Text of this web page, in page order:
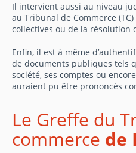
Il intervient aussi au niveau
au Tribunal de Commerce
collectives ou de la résolution
Enfin, il est à même
de documents publiques tels
société, ses comptes ou
auraient pu être prononcés
Le Greffe du
commerce de